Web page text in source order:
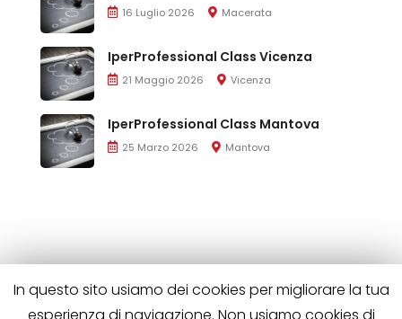
16 Luglio 2026 Macerata
IperProfessional Class Vicenza
21 Maggio 2026 Vicenza
IperProfessional Class Mantova
25 Marzo 2026 Mantova
In questo sito usiamo dei cookies per migliorare la tua
esperienza di navigazione. Non usiamo cookies di